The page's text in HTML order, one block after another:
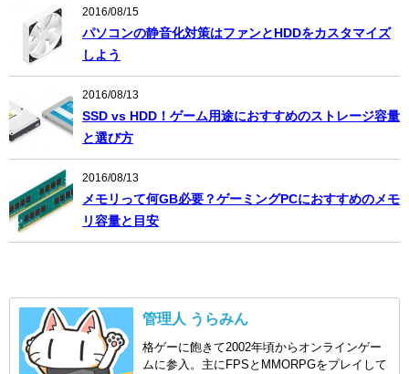
2016/08/15
パソコンの静音化対策はファンとHDDをカスタマイズ
しよう
2016/08/13
SSD vs HDD！ゲーム用途におすすめのストレージ容量
と選び方
2016/08/13
メモリって何GB必要？ゲーミングPCにおすすめのメモ
リ容量と目安
管理人 うらみん
格ゲーに飽きて2002年頃からオンラインゲー
ムに参入。主にFPSとMMORPGをプレイして